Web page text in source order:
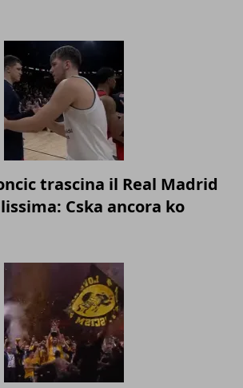
trascina il Real Madrid
Cska ancora ko